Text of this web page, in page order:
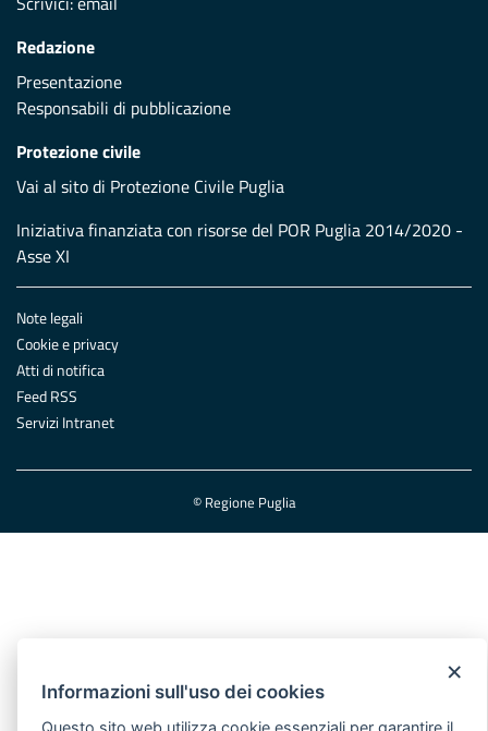
Redazione
Presentazione
Responsabili di pubblicazione
Protezione civile
Vai al sito di Protezione Civile Puglia
Iniziativa finanziata con risorse del POR Puglia 2014/2020 -
Asse XI
Note legali
Cookie e privacy
Atti di notifica
Feed RSS
Servizi Intranet
© Regione Puglia
×
Informazioni sull'uso dei cookies
Questo sito web utilizza cookie essenziali per garantire il